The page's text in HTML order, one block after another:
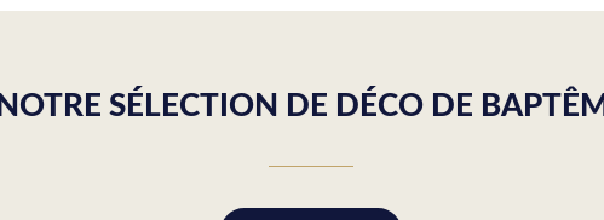
NOTRE SÉLECTION DE DÉCO DE